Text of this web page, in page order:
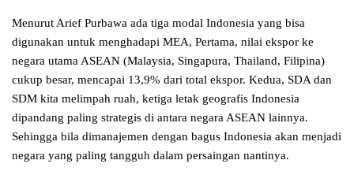
Menurut Arief Purbawa ada tiga modal Indonesia yang bisa
digunakan untuk menghadapi MEA, Pertama, nilai ekspor ke
negara utama ASEAN (Malaysia, Singapura, Thailand, Filipina)
cukup besar, mencapai 13,9% dari total ekspor. Kedua, SDA dan
SDM kita melimpah ruah, ketiga letak geografis Indonesia
dipandang paling strategis di antara negara ASEAN lainnya.
Sehingga bila dimanajemen dengan bagus Indonesia akan menjadi
negara yang paling tangguh dalam persaingan nantinya.